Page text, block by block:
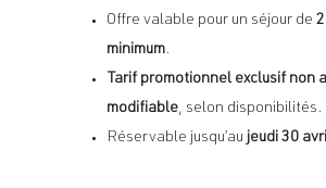
Offre valable pour un séjour de
minimum.
Tarif promotionnel exclusif non
modifiable, selon disponibilités.
Réservable jusqu’au jeudi 30